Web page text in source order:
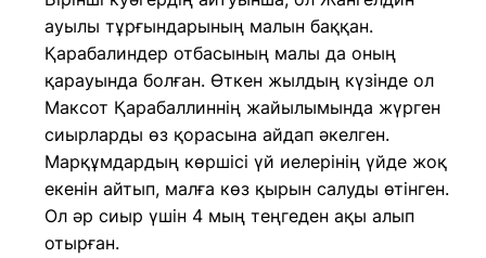
ауылы тұрғындарының малын баққан.
Қарабалиндер отбасының малы да оның
қарауында болған. Өткен жылдың күзінде ол
Максот Қарабаллиннің жайылымында жүрген
сиырларды өз қорасына айдап әкелген.
Марқұмдардың көршісі үй иелерінің үйде жоқ
екенін айтып, малға көз қырын салуды өтінген.
Ол әр сиыр үшін 4 мың теңгеден ақы алып
отырған.